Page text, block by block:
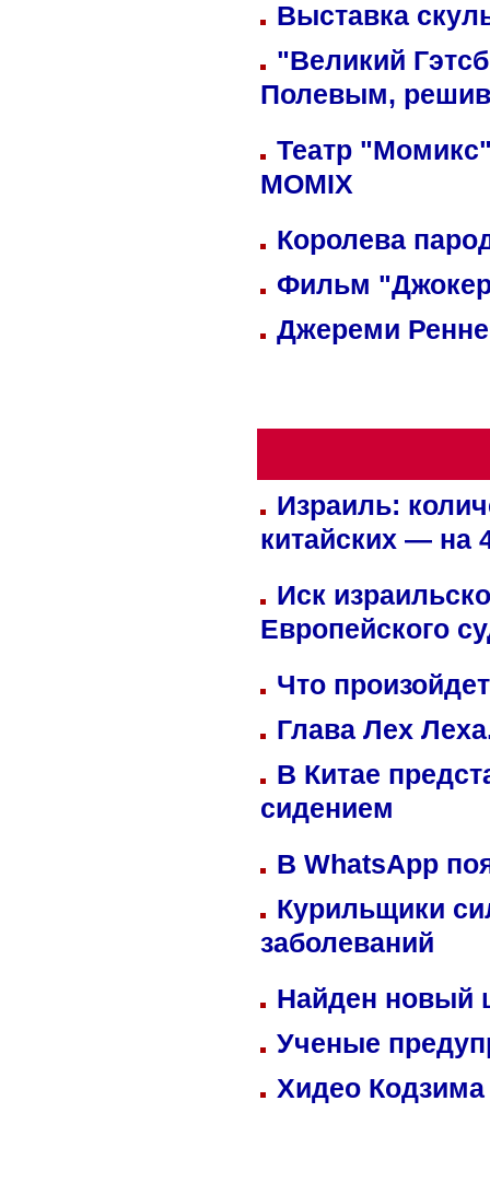
Выставка
"Великий
Полевым,
Театр
MOMIX
Королева
Фильм
Джереми
Израиль:
китайских — на
Иск
Европейского
Что
Глава Лех
В Китае
сидением
В WhatsApp
Курильщики
заболеваний
Найден
Ученые
Хидео